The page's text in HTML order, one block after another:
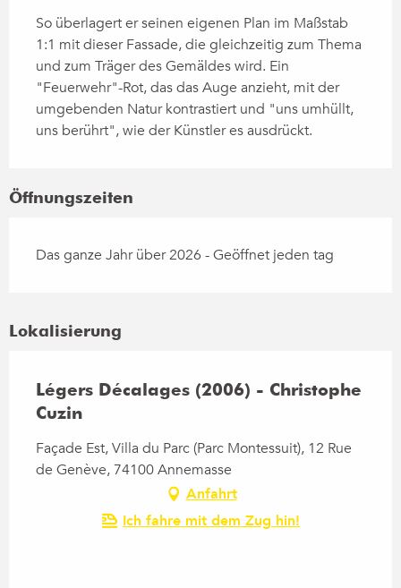
So überlagert er seinen eigenen Plan im Maßstab
1:1 mit dieser Fassade, die gleichzeitig zum Thema
und zum Träger des Gemäldes wird. Ein
"Feuerwehr"-Rot, das das Auge anzieht, mit der
umgebenden Natur kontrastiert und "uns umhüllt,
uns berührt", wie der Künstler es ausdrückt.
Öffnungszeiten
Das ganze Jahr über 2026 - Geöffnet jeden tag
Lokalisierung
Légers Décalages (2006) - Christophe
Cuzin
Façade Est, Villa du Parc (Parc Montessuit), 12 Rue
de Genève, 74100 Annemasse
Anfahrt
Ich fahre mit dem Zug hin!